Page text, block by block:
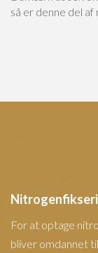
så er denne del
For at optage
bliver omdannet